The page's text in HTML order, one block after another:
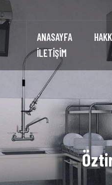
ANASAYFA
İLETİŞİM